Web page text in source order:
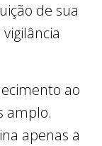
de sua
ao
amplo.
apenas a